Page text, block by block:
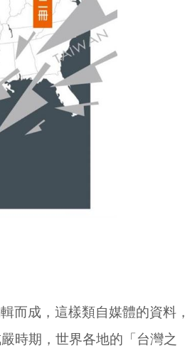
而成，這樣類自媒體的資料，
時期，世界各地的「台灣之